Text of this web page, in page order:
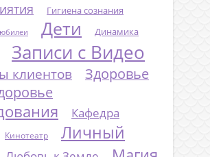
Гигиена сознания
Дети
Динамика
Записи с Видео
клиентов
Здоровье
Кафедра
Кинотеатр
Личный